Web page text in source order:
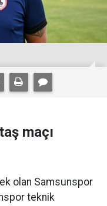
maçı
olan Samsunspor
teknik